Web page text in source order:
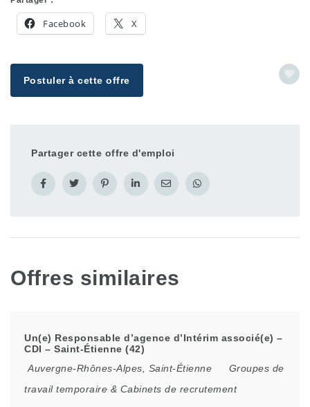
Facebook X
Postuler à cette offre
Partager cette offre d'emploi
Offres similaires
Un(e) Responsable d’agence d’Intérim associé(e) –
CDI – Saint-Étienne (42)
Auvergne-Rhônes-Alpes
Saint-Étienne
Groupes de
travail temporaire & Cabinets de recrutement